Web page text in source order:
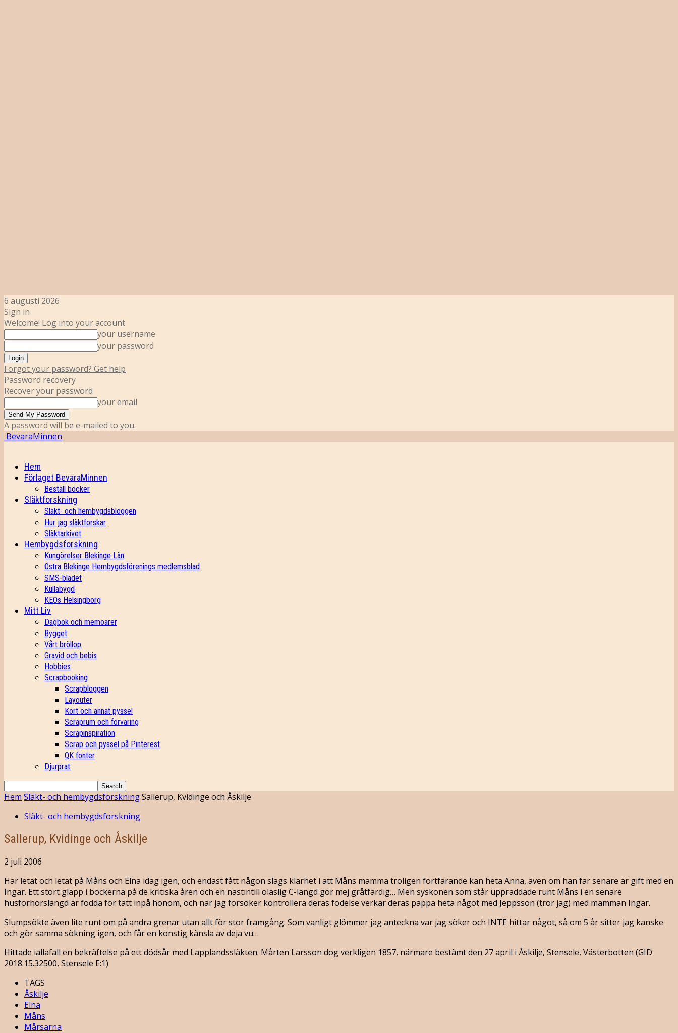
6 augusti 2026
Sign in
Welcome! Log into your account
your username
your password
Forgot your password? Get help
Password recovery
Recover your password
your email
A password will be e-mailed to you.
BevaraMinnen
Hem
Förlaget BevaraMinnen
Beställ böcker
Släktforskning
Släkt- och hembygdsbloggen
Hur jag släktforskar
Släktarkivet
Hembygdsforskning
Kungörelser Blekinge Län
Östra Blekinge Hembygdsförenings medlemsblad
SMS-bladet
Kullabygd
KEOs Helsingborg
Mitt Liv
Dagbok och memoarer
Bygget
Vårt bröllop
Gravid och bebis
Hobbies
Scrapbooking
Scrapbloggen
Layouter
Kort och annat pyssel
Scraprum och förvaring
Scrapinspiration
Scrap och pyssel på Pinterest
QK fonter
Djurprat
Hem Släkt- och hembygdsforskningSallerup, Kvidinge och Åskilje
Släkt- och hembygdsforskning
Sallerup, Kvidinge och Åskilje
2 juli 2006
Har letat och letat på Måns och Elna idag igen, och endast fått någon slags klarhet i att Måns mamma troligen fortfarande kan heta Anna, även om han far senare är gift med en
Ingar. Ett stort glapp i böckerna på de kritiska åren och en nästintill oläslig C-längd gör mej gråtfärdig… Men syskonen som står uppraddade runt Måns i en senare
husförhörslängd är födda för tätt inpå honom, och när jag försöker kontrollera deras födelse verkar deras pappa heta något med Jeppsson ‎(tror jag)‎ med mamman Ingar.
Slumpsökte även lite runt om på andra grenar utan allt för stor framgång. Som vanligt glömmer jag anteckna var jag söker och INTE hittar något, så om 5 år sitter jag kanske
och gör samma sökning igen, och får en konstig känsla av deja vu…
Hittade iallafall en bekräftelse på ett dödsår med Lapplandssläkten. Mårten Larsson dog verkligen 1857, närmare bestämt den 27 april i Åskilje, Stensele, Västerbotten ‎(GID
2018.15.32500, Stensele E:1)‎
TAGS
Åskilje
Elna
Måns
Mårsarna